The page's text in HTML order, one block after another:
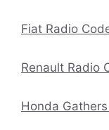
Fiat Radio
Renault Radio
Honda